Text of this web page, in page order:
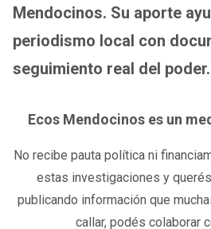
Mendocinos. Su aporte
periodismo local con
seguimiento real del poder.
Ecos Mendocinos es un
No recibe pauta política ni
estas investigaciones y
publicando información que
callar, podés colaborar